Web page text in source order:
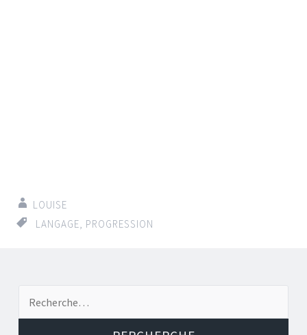
LOUISE
LANGAGE, PROGRESSION
Navigation d'article